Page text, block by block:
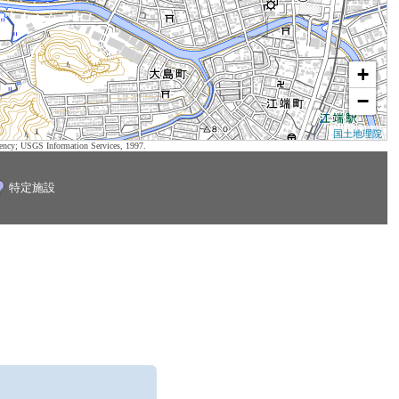
+
−
国土地理院
USGS Information Services, 1997.
特定施設